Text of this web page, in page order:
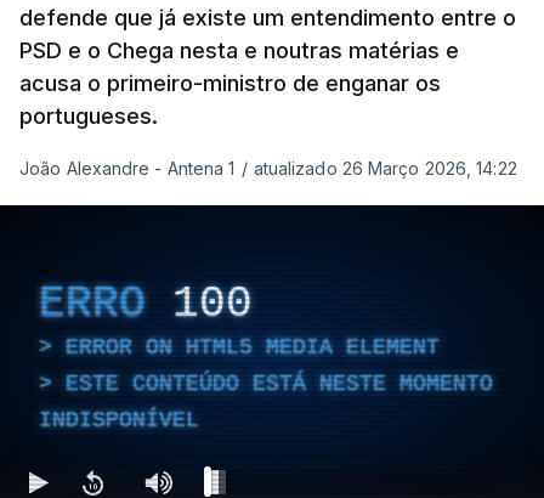
defende que já existe um entendimento entre o
PSD e o Chega nesta e noutras matérias e
acusa o primeiro-ministro de enganar os
portugueses.
João Alexandre - Antena 1 / atualizado 26 Março 2026, 14:22
ERRO 100
ERROR ON HTML5 MEDIA ELEMENT
ESTE CONTEÚDO ESTÁ NESTE MOMENTO
INDISPONÍVEL